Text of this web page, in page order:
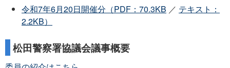
令和7年6月20日開催分（PDF：70.3KB ／ テキスト：
2.2KB）
松田警察署協議会議事概要